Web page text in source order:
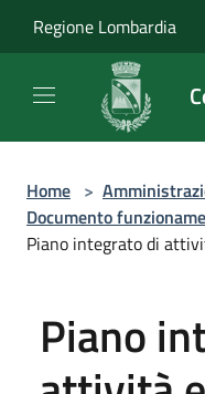
Regione Lombardia
Home >
Documento
Piano integrato di
Piano